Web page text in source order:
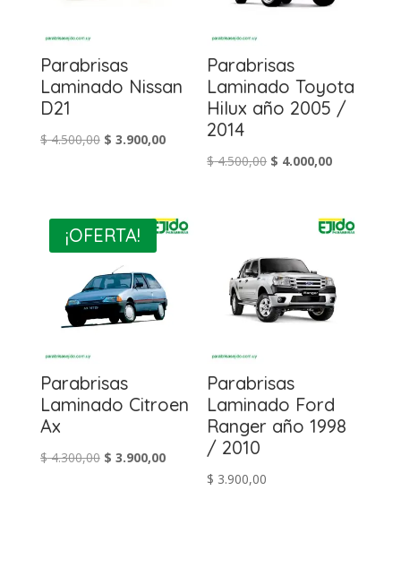
Parabrisas
Laminado Nissan
D21
$4.500,00 El
$ 4.500,00.
$ 3.900,00El
$ 3.900,00.
Parabrisas
Laminado Toyota
Hilux año 2005 /
2014
$4.500,00 El
$ 4.500,00.
$ 4.000,00El
es:
¡OFERTA!
Parabrisas
Laminado Citroen
Ax
$4.300,00 El
$ 3.900,00El
Parabrisas
Laminado Ford
Ranger año 1998
/ 2010
$ 3.900,00